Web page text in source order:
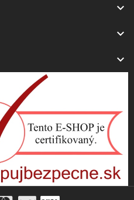


